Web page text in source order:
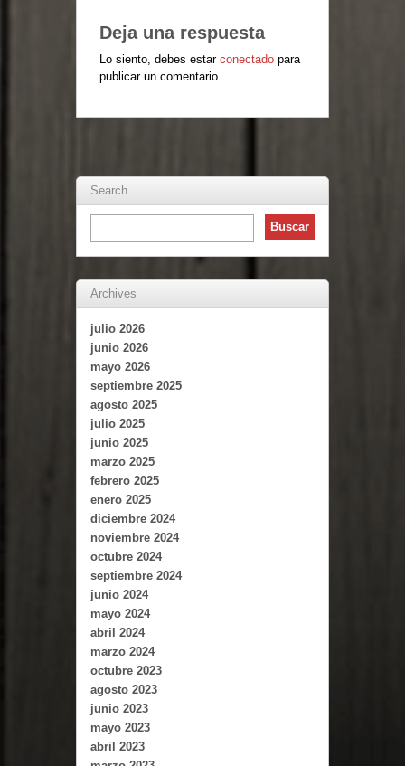
Deja una respuesta
Lo siento, debes estar conectado para
publicar un comentario.
Search
Archives
julio 2026
junio 2026
mayo 2026
septiembre 2025
agosto 2025
julio 2025
junio 2025
marzo 2025
febrero 2025
enero 2025
diciembre 2024
noviembre 2024
octubre 2024
septiembre 2024
junio 2024
mayo 2024
abril 2024
marzo 2024
octubre 2023
agosto 2023
junio 2023
mayo 2023
abril 2023